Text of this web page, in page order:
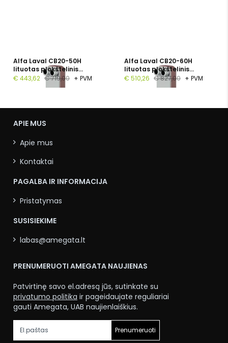
Alfa Laval CB20-50H
lituotas plokštelinis
šilumokaitis, 1", 50
€ 443,62 € 719,00 + PVM
Alfa Laval CB20-60H
lituotas plokštelinis
šilumokaitis, G 1", 60
€ 510,26 € 827,00 + PVM
APIE MUS
Apie mus
Kontaktai
PAGALBA IR INFORMACIJA
Pristatymas
SUSISIEKIME
labas@amegata.lt
PRENUMERUOTI AMEGATA NAUJIENAS
Patvirtinę savo el.adresą jūs, sutinkate su
privatumo politika ir pageidaujate reguliariai
gauti Amegata, UAB naujienlaiškius.
Prenumeruoti